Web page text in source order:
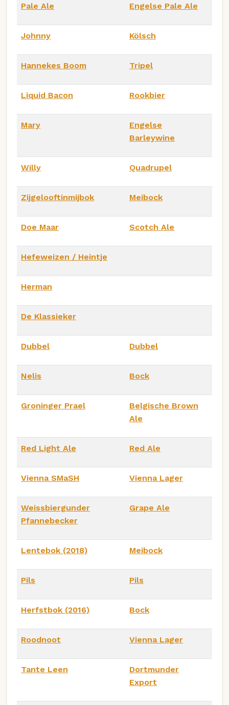
Pale Ale Engelse Pale Ale
Johnny Kölsch
Hannekes Boom Tripel
Liquid Bacon Rookbier
Mary
Engelse
Barleywine
Willy Quadrupel
Zijgelooftinmijbok Meibock
Doe Maar Scotch Ale
Hefeweizen / Heintje
Herman
De Klassieker
Dubbel Dubbel
Nelis Bock
Groninger Prael
Belgische Brown
Ale
Red Light Ale Red Ale
Vienna SMaSH Vienna Lager
Weissbiergunder
Pfannebecker
Grape Ale
Lentebok (2018) Meibock
Pils Pils
Herfstbok (2016) Bock
Roodnoot Vienna Lager
Tante Leen
Dortmunder
Export